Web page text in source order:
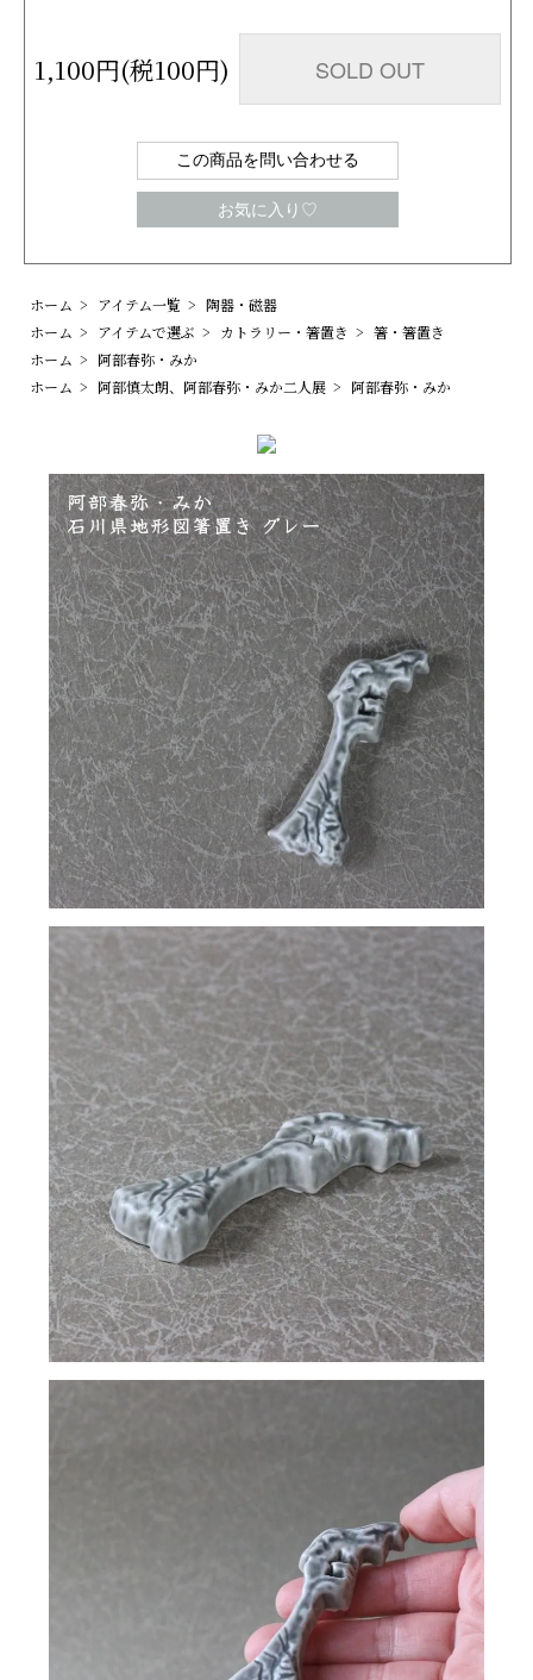
1,100円(税100円) SOLD OUT
この商品を問い合わせる
お気に入り♡
ホーム > アイテム一覧 > 陶器・磁器
ホーム > アイテムで選ぶ > カトラリー・箸置き > 箸・箸置き
ホーム > 阿部春弥・みか
ホーム > 阿部慎太朗、阿部春弥・みか二人展 > 阿部春弥・みか